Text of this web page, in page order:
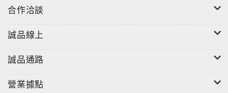
合作洽談
誠品線上
誠品通路
營業據點